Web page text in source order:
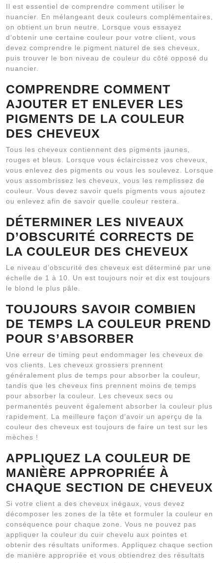
Il est essentiel de comprendre comment utiliser le
nuancier. En mélangeant deux couleurs complémentaires,
on obtient un brun neutre. Lorsque vous essayez
d’obtenir une certaine couleur pour votre client, vous
devez comprendre le pigment naturel de ses cheveux,
puis trouver le bon niveau de couleur du côté opposé du
nuancier.
COMPRENDRE COMMENT
AJOUTER ET ENLEVER LES
PIGMENTS DE LA COULEUR
DES CHEVEUX
Tous les cheveux contiennent des pigments jaunes,
rouges et bleus. Lorsque vous éclaircissez vos cheveux,
vous enlevez des pigments ou vous les soulevez. Lorsque
vous assombrissez les cheveux, vous les remplissez de
couleur. Vous devez savoir quels pigments vous ajoutez
ou enlevez afin de savoir quelle couleur restera.
DÉTERMINER LES NIVEAUX
D’OBSCURITÉ CORRECTS DE
LA COULEUR DES CHEVEUX
Le niveau d’obscurité des cheveux est déterminé par une
échelle de 1 à 10. Un est toujours noir et dix est toujours
le blond le plus pâle.
TOUJOURS SAVOIR COMBIEN
DE TEMPS LA COULEUR PREND
POUR S’ABSORBER
Une erreur de timing peut endommager les cheveux de
vos clients. Les cheveux grossiers prennent
généralement plus de temps pour absorber la couleur,
tandis que les cheveux fins prennent moins de temps
pour absorber la couleur. Les cheveux secs ou
permanentés peuvent également absorber la couleur plus
rapidement. La meilleure façon d’avoir un aperçu de la
couleur des cheveux est toujours de faire un test sur les
mèches !
APPLIQUEZ LA COULEUR DE
MANIÈRE APPROPRIÉE À
CHAQUE SECTION DE CHEVEUX
Si votre client a des cheveux inégaux, vous devez
décomposer les zones de la tête et formuler la couleur en
conséquence pour chaque zone. Vous ne pouvez pas
appliquer la couleur du cuir chevelu aux pointes et
obtenir des résultats uniformes. Appliquez chaque section
de manière appropriée et vous obtiendrez des résultats